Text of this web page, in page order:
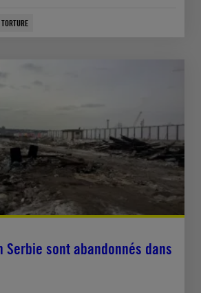
Serbie sont abandonnés dans